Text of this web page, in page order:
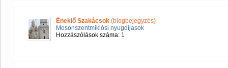
Éneklő Szakácsok (blogbejegyzés)
Mosonszentmiklósi nyugdíjasok
Hozzászólások száma: 1